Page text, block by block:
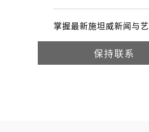
掌握最新施坦威新闻与
保持联系